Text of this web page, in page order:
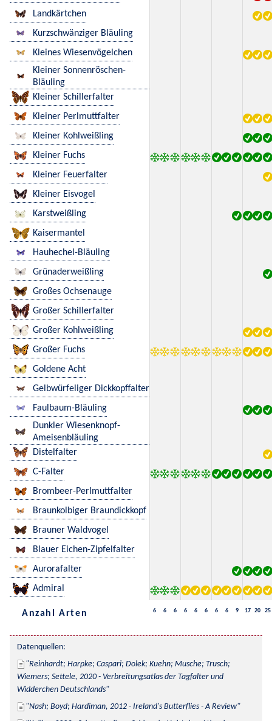
Landkärtchen
Kurzschwänziger Bläuling
Kleines Wiesenvögelchen
Kleiner Sonnenröschen-
Bläuling
Kleiner Schillerfalter
Kleiner Perlmuttfalter
Kleiner Kohlweißling
Kleiner Fuchs
Kleiner Feuerfalter
Kleiner Eisvogel
Karstweißling
Kaisermantel
Hauhechel-Bläuling
Grünaderweißling
Großes Ochsenauge
Großer Schillerfalter
Großer Kohlweißling
Großer Fuchs
Goldene Acht
Gelbwürfeliger Dickkopffalter
Faulbaum-Bläuling
Dunkler Wiesenknopf-
Ameisenbläuling
Distelfalter
C-Falter
Brombeer-Perlmuttfalter
Braunkolbiger Braundickkopf
Brauner Waldvogel
Blauer Eichen-Zipfelfalter
Aurorafalter
Admiral
Anzahl Arten 6 6 6 6 6 6 6 6 9 17 20 25
Datenquellen:
Reinhardt; Harpke; Caspari; Dolek; Kuehn; Musche; Trusch;
Wiemers; Settele, 2020 - Verbreitungsatlas der Tagfalter und
Widderchen Deutschlands
Nash; Boyd; Hardiman, 2012 - Ireland's Butterflies - A Review